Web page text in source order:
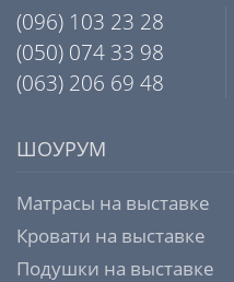
(096) 103 23 28
(050) 074 33 98
(063) 206 69 48
ШОУРУМ
Матрасы на выставке
Кровати на выставке
Подушки на выставке